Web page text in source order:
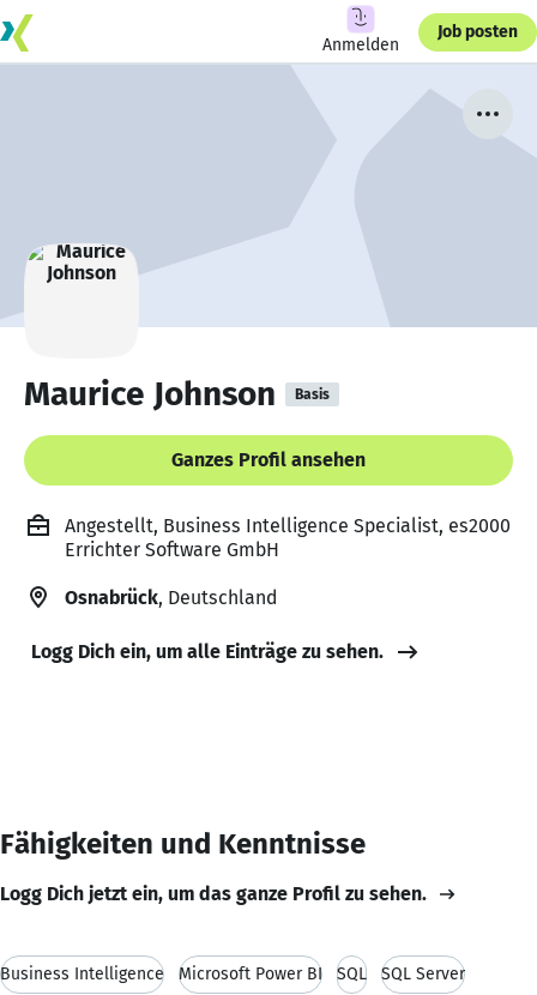
Anmelden
Job posten
Maurice Johnson Basis
Ganzes Profil ansehen
Angestellt, Business Intelligence Specialist, es2000
Errichter Software GmbH
Osnabrück, Deutschland
Logg Dich ein, um alle Einträge zu sehen.
Fähigkeiten und Kenntnisse
Logg Dich jetzt ein, um das ganze Profil zu sehen.
Business Intelligence Microsoft Power BI SQL SQL Server